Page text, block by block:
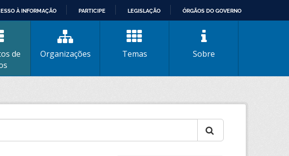
À INFORMAÇÃO PARTICIPE LEGISLAÇÃO ÓRGÃOS DO GOVERNO
de
Organizações Temas Sobre